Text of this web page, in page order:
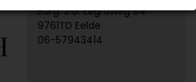
Burg. J.G. Legroweg 94
9761TD Eelde
06-57943414